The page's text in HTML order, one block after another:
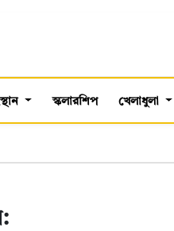
স্কলারশিপ খেলাধুলা